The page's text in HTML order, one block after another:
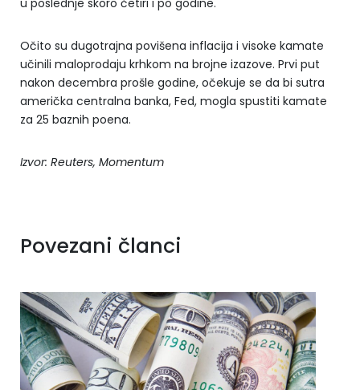
u poslednje skoro četiri i po godine.
Očito su dugotrajna povišena inflacija i visoke kamate
učinili maloprodaju krhkom na brojne izazove. Prvi put
nakon decembra prošle godine, očekuje se da bi sutra
američka centralna banka, Fed, mogla spustiti kamate
za 25 baznih poena.
Izvor: Reuters, Momentum
Povezani članci